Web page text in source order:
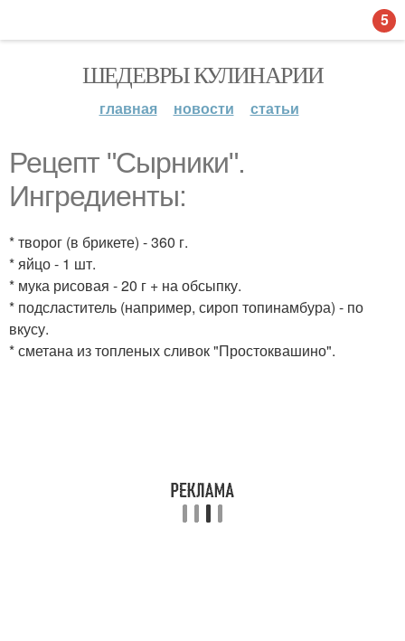
ШЕДЕВРЫ КУЛИНАРИИ
главная новости статьи
Рецепт "Сырники".
Ингредиенты:
* творог (в брикете) - 360 г.
* яйцо - 1 шт.
* мука рисовая - 20 г + на обсыпку.
* подсластитель (например, сироп топинамбура) - по
вкусу.
* сметана из топленых сливок "Простоквашино".
5